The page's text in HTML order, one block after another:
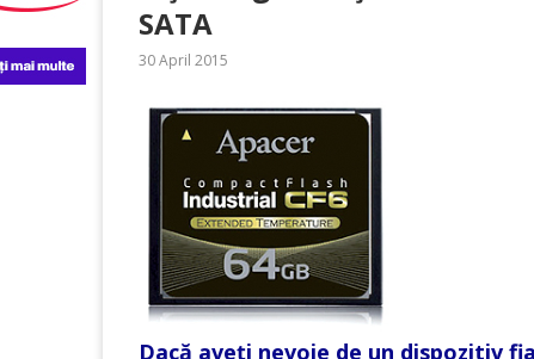
SATA
30 April 2015
Dacă aveți nevoie de un dispozitiv